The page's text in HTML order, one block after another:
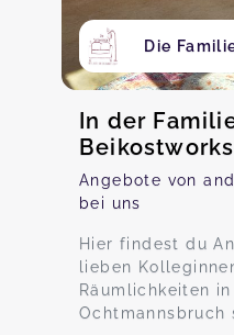
Die
In der
Angebote von
bei uns
Hier findest du
lieben
Räumlichkeiten
Ochtmannsbruch